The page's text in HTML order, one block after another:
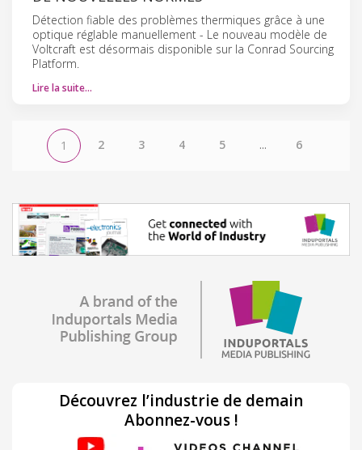
Détection fiable des problèmes thermiques grâce à une
optique réglable manuellement - Le nouveau modèle de
Voltcraft est désormais disponible sur la Conrad Sourcing
Platform.
Lire la suite…
1 2 3 4 5 ... 6
Découvrez l’industrie de demain
Abonnez-vous !